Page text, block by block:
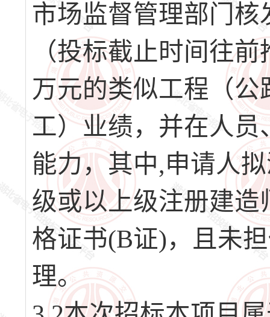
市场监督管理部门
（投标截止时间往
万元的类似工程（
工）业绩，并在人
能力，其中,申请人
级或以上级注册建
格证书(B证)，且未
理。